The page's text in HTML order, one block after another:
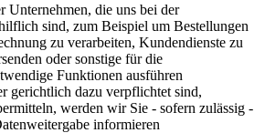
Unternehmen, die uns bei der
sind, zum Beispiel um Bestellungen
zu verarbeiten, Kundendienste zu
oder sonstige für die
Funktionen ausführen
gerichtlich dazu verpflichtet sind,
werden wir Sie - sofern zulässig -
informieren